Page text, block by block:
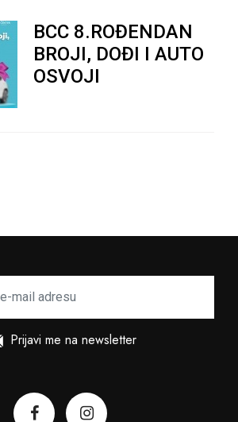
BCC 8.ROĐENDAN
BROJI, DOĐI I AUTO
OSVOJI
Prijavi me na newsletter